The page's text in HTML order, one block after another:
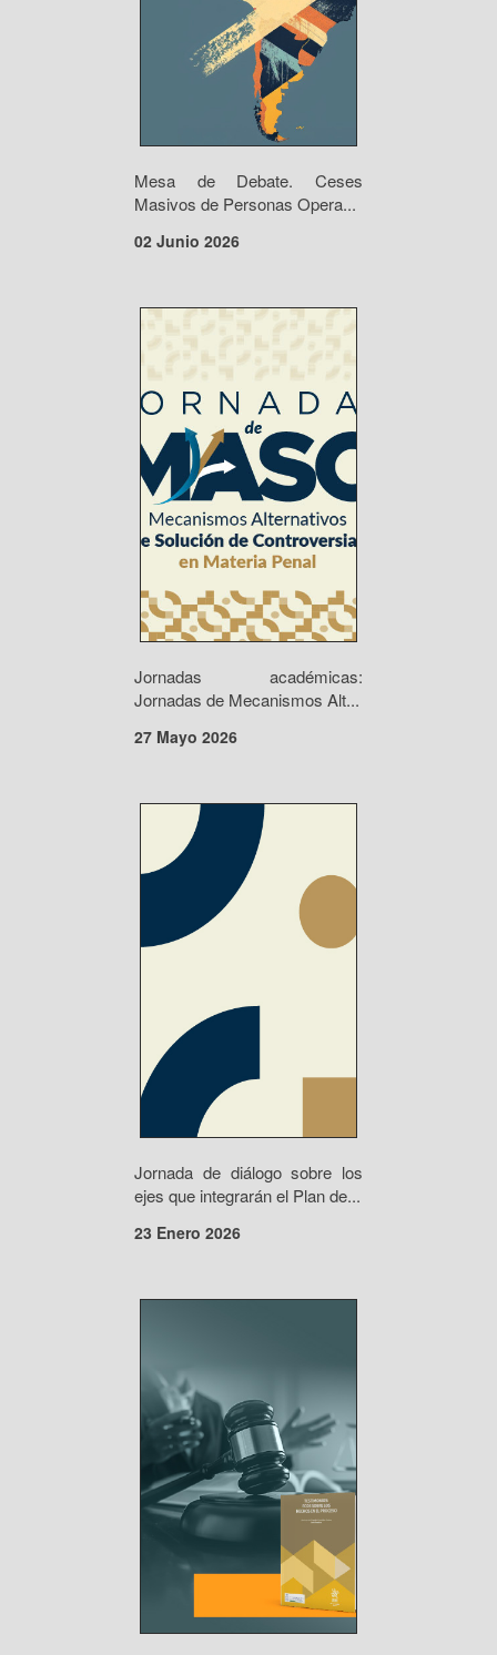
Mesa de Debate. Ceses
Masivos de Personas Opera...
02 Junio 2026
Jornadas académicas:
Jornadas de Mecanismos Alt...
27 Mayo 2026
Jornada de diálogo sobre los
ejes que integrarán el Plan de...
23 Enero 2026